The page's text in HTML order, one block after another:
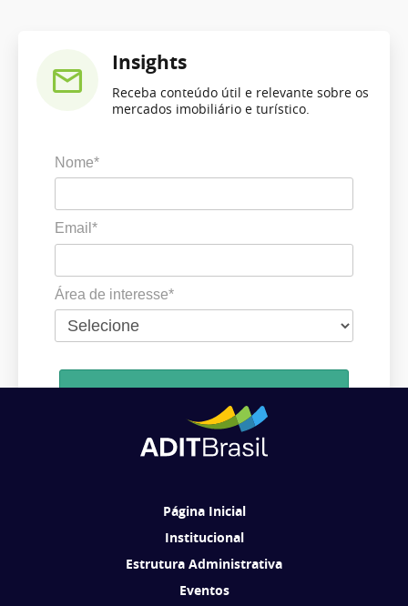
Insights
Receba conteúdo útil e relevante sobre os
mercados imobiliário e turístico.
Nome*
Email*
Área de interesse*
Ao se cadastrar, você concorda em receber comunicações da ADIT
Página Inicial
Institucional
Estrutura Administrativa
Eventos